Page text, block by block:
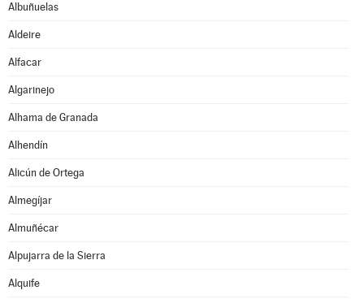
Albuñuelas
Aldeire
Alfacar
Algarinejo
Alhama de Granada
Alhendín
Alicún de Ortega
Almegíjar
Almuñécar
Alpujarra de la Sierra
Alquife